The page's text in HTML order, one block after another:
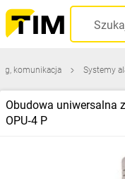
komunikacja Systemy
Obudowa uniwersalna
OPU‑4 P